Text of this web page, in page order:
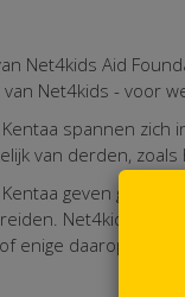
Net4kids Aid
Net4kids - voor
spannen
van derden,
geven geen
Net4kids Aid
enige daarop